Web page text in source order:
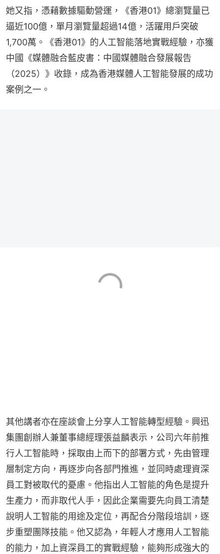
她又指，憑藉數據驅動營運，《香港01》總瀏覽量已
逼近100億，單月瀏覽量超過14億，活躍用戶突破
1,700萬。《香港01》的人工智能落地實戰經驗，亦獲
中國《媒體融合藍皮書：中國媒體融合發展報告
（2025）》收錄，成為香港媒體人工智能發展的成功
案例之一。
其他講者亦在座談會上分享人工智能轉型經驗。興迅
集團創辦人兼董事總經理張益麟表示，公司六年前推
行人工智能時，採取由上而下的部署方式，先由管理
層制定方向，再逐步向各部門推進，並同時處理資深
員工對被取代的憂慮。他指出人工智能的角色是提升
生產力，而非取代人手，因此企業需要先向員工清楚
說明人工智能的用途及定位，再配合分階段培訓，逐
步重塑團隊技能。他又認為，年輕人才應用人工智能
的能力，加上資深員工的實戰經驗，能夠形成強大的